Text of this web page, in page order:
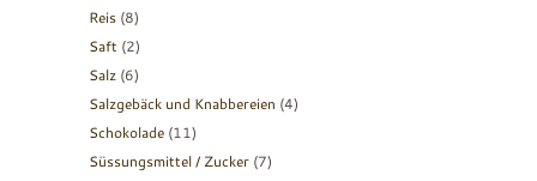
Reis (8)
Saft (2)
Salz (6)
Salzgebäck und Knabbereien (4)
Schokolade (11)
Süssungsmittel / Zucker (7)